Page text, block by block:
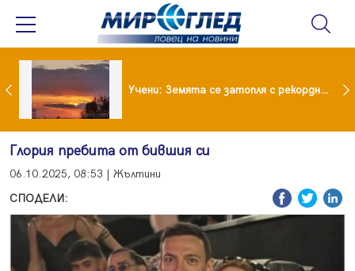
Испания предаде на Германия 70-годишен заподозрян за банков обир Учени: Земята се затопля с рекордни темпове
Глория пребита от бившия си
06.10.2025, 08:53 | Жълтини
СПОДЕЛИ: